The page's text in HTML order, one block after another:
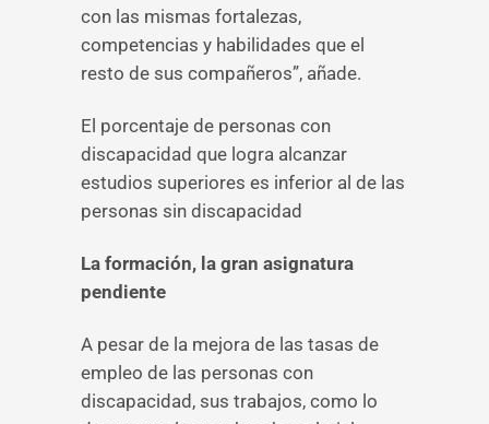
con las mismas fortalezas,
competencias y habilidades que el
resto de sus compañeros”, añade.
El porcentaje de personas con
discapacidad que logra alcanzar
estudios superiores es inferior al de las
personas sin discapacidad
La formación, la gran asignatura
pendiente
A pesar de la mejora de las tasas de
empleo de las personas con
discapacidad, sus trabajos, como lo